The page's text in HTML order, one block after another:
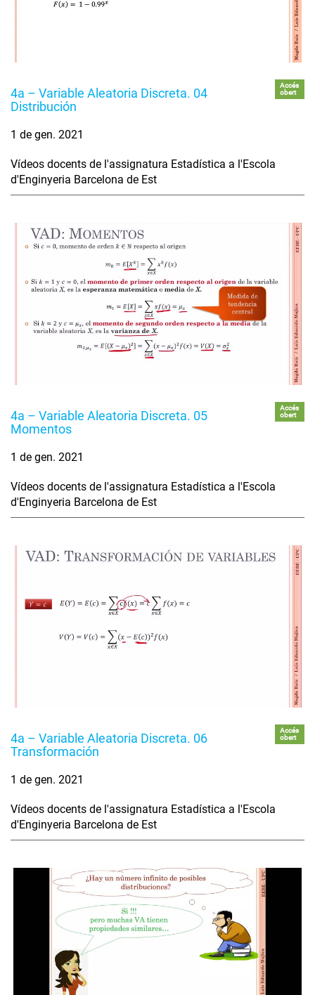
4a – Variable Aleatoria Discreta. 04
Distribución
Accés
obert
1 de gen. 2021
Vídeos docents de l'assignatura Estadística a l'Escola
d'Enginyeria Barcelona de Est
4a – Variable Aleatoria Discreta. 05
Momentos
Accés
obert
1 de gen. 2021
Vídeos docents de l'assignatura Estadística a l'Escola
d'Enginyeria Barcelona de Est
4a – Variable Aleatoria Discreta. 06
Transformación
Accés
obert
1 de gen. 2021
Vídeos docents de l'assignatura Estadística a l'Escola
d'Enginyeria Barcelona de Est